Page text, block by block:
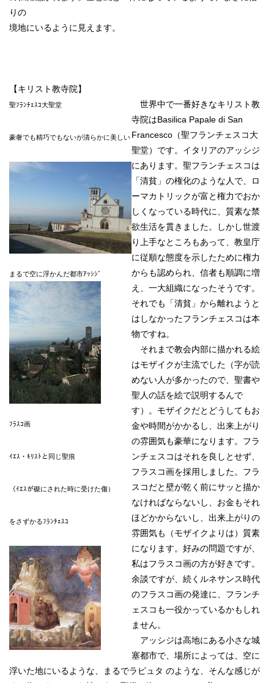
りの
境地にいるように見えます。
【キリスト教寺院】
聖ﾌﾗﾝﾁｪｽｺ大聖堂
豪奢でも精巧でもないが清らかに美しい
まるで空に浮かんだ都市ｱｯｼｼﾞ
ﾌﾗｽｺ画
ｲｴｽ・ｷﾘｽﾄと同じ聖痕
（ｲｴｽが磔にされた時に受けた傷）
をさずかるﾌﾗﾝﾁｪｽｺ
世界中で一番好きなキリスト教
寺院はBasilica Papale di San
Francesco（聖フランチェスコ大
聖堂）です。イタリアのアッシジ
にあります。聖フランチェスコは
「清貧」の権化のような人で、ロ
ーマカトリックが富と権力でおか
しくなっている時代に、質素な禁
欲生活を貫きました。しかし世渡
り上手なところもあって、教皇庁
に従順な態度を示したために権力
からも認められ、信者も順調に増
え、一大組織になったそうです。
それでも「清貧」から離れようと
はしなかったフランチェスコは本
物ですね。
それまで教会内部に描かれる絵
はモザイクが主流でした（字が読
めない人が多かったので、聖書や
聖人の話を絵で説明するんで
す）。モザイクだとどうしてもお
金や時間がかかるし、出来上がり
の雰囲気も豪華になります。フラ
ンチェスコはそれを良しとせず、
フラスコ画を採用しました。フラ
スコだと壁が乾く前にサッと描か
なければならないし、お金もそれ
ほどかからないし、出来上がりの
雰囲気も（モザイクよりは）質素
になります。好みの問題ですが、
私はフラスコ画の方が好きです。
余談ですが、続くルネサンス時代
のフラスコ画の発達に、フランチ
ェスコも一役かっているかもしれ
ません。
アッシジは高地にある小さな城
塞都市で、場所によっては、空に
浮いた地にいるような、まるでラピュタ のような、そんな感じが